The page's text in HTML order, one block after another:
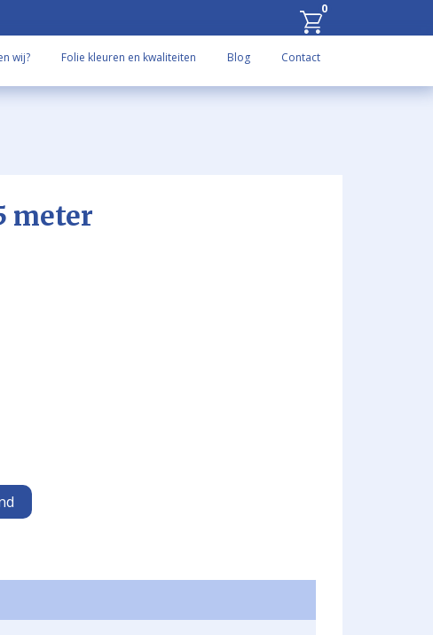
0
wij? Folie kleuren en kwaliteiten Blog Contact
meter